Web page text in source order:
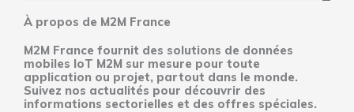
À propos de M2M France
M2M France fournit des solutions de données
mobiles IoT M2M sur mesure pour toute
application ou projet, partout dans le monde.
Suivez nos actualités pour découvrir des
informations sectorielles et des offres spéciales.